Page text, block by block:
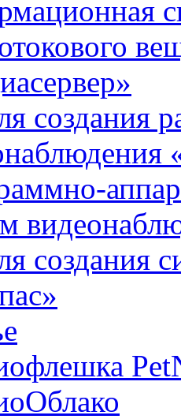
создания
создания